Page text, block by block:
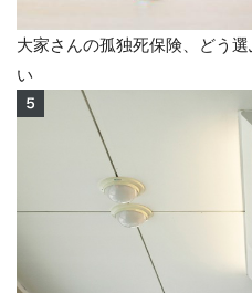
大家さんの孤独死保険、どう
い